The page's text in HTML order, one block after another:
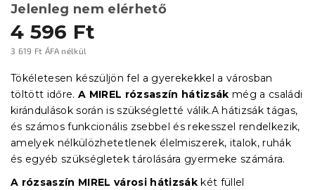
4 596 Ft
3 619 Ft ÁFA nélkül
Jelenleg nem elérhető
Tökéletesen készüljön fel a gyerekekkel a városban
töltött időre. A MIREL rózsaszín hátizsák még a családi
kirándulások során is szükségletté válik.A hátizsák tágas,
és számos funkcionális zsebbel és rekesszel rendelkezik,
amelyek nélkülözhetetlenek élelmiszerek, italok, ruhák
és egyéb szükségletek tárolására gyermeke számára.
A rózsaszín MIREL városi hátizsák két füllel